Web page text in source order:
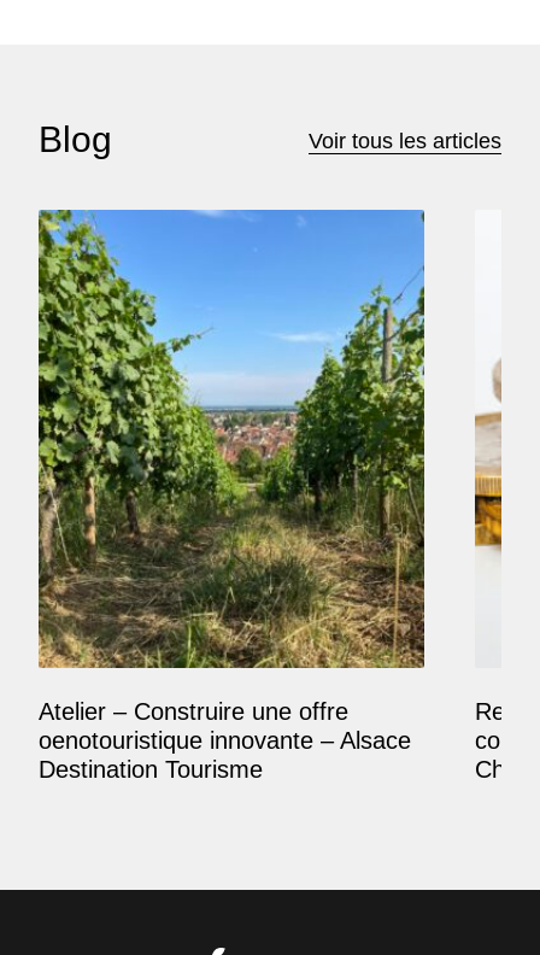
Blog Voir tous les articles
Atelier – Construire une offre
oenotouristique innovante – Alsace
Destination Tourisme